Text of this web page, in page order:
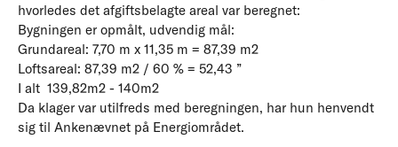
hvorledes det afgiftsbelagte areal var beregnet:
Bygningen er opmålt, udvendig mål:
Grundareal: 7,70 m x 11,35 m = 87,39 m2
Loftsareal: 87,39 m2 / 60 % = 52,43 ”
I alt 139,82m2 - 140m2
Da klager var utilfreds med beregningen, har hun henvendt
sig til Ankenævnet på Energiområdet.